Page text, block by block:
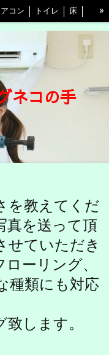
コン トイレ 床
ベランダ
よくある質問と回答
要
»
ネコの手
を教えてくだ
真を送って頂
せていただき
ーリング、
種類にも対応
します。